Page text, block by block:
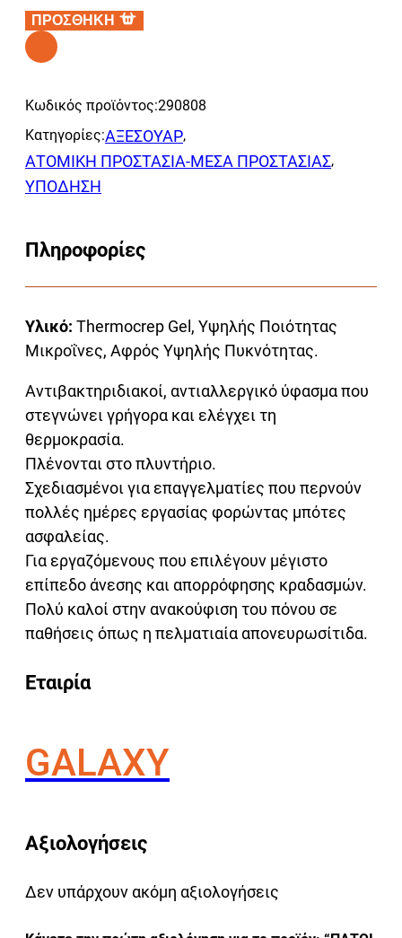
ΠΡΟΣΘΗΚΗ
Κωδικός προϊόντος:290808
Κατηγορίες:ΑΞΕΣΟΥΑΡ,
ΑΤΟΜΙΚΗ ΠΡΟΣΤΑΣΙΑ-ΜΕΣΑ ΠΡΟΣΤΑΣΙΑΣ,
ΥΠΟΔΗΣΗ
Πληροφορίες
Υλικό: Thermocrep Gel, Υψηλής Ποιότητας
Μικροΐνες, Αφρός Υψηλής Πυκνότητας.
Αντιβακτηριδιακοί, αντιαλλεργικό ύφασμα που
στεγνώνει γρήγορα και ελέγχει τη
θερμοκρασία.
Πλένονται στο πλυντήριο.
Σχεδιασμένοι για επαγγελματίες που περνούν
πολλές ημέρες εργασίας φορώντας μπότες
ασφαλείας.
Για εργαζόμενους που επιλέγουν μέγιστο
επίπεδο άνεσης και απορρόφησης κραδασμών.
Πολύ καλοί στην ανακούφιση του πόνου σε
παθήσεις όπως η πελματιαία απονευρωσίτιδα.
Εταιρία
GALAXY
Αξιολογήσεις
Δεν υπάρχουν ακόμη αξιολογήσεις